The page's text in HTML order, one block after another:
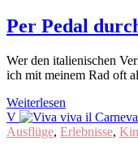
Per Pedal
Wer den italienischen
ich mit meinem Rad oft
Weiterlesen
V
Ausflüge, Erlebnisse,